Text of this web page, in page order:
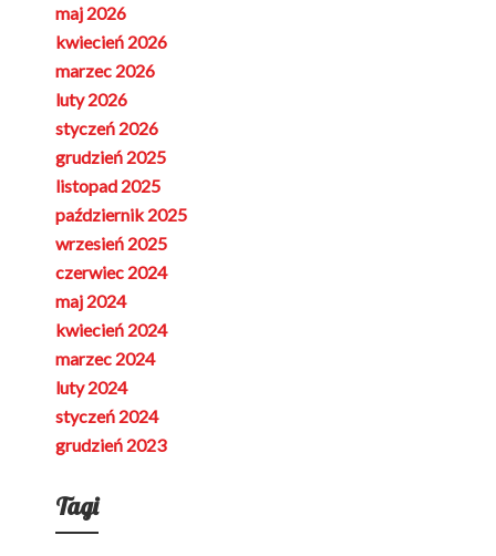
maj 2026
kwiecień 2026
marzec 2026
luty 2026
styczeń 2026
grudzień 2025
listopad 2025
październik 2025
wrzesień 2025
czerwiec 2024
maj 2024
kwiecień 2024
marzec 2024
luty 2024
styczeń 2024
grudzień 2023
Tagi